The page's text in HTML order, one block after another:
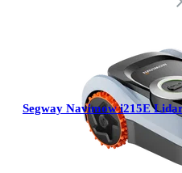
Segway Navimow i215E